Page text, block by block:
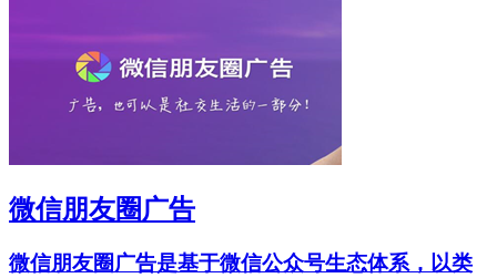
微信朋友圈广告
微信朋友圈广告是基于微信公众号生态体系，以类